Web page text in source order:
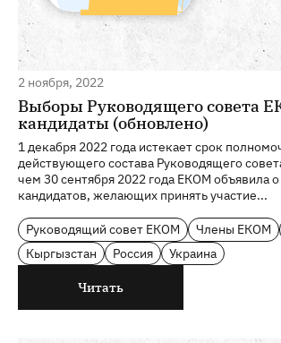
2 ноября, 2022
Выборы Руководящего совета
кандидаты (обновлено)
1 декабря 2022 года истекает срок
действующего состава Руководящего
чем 30 сентября 2022 года ЕКОМ объявила
кандидатов, желающих принять участие...
Руководящий совет ЕКОМ Члены ЕКОМ
Кыргызстан
Россия Украина
Читать